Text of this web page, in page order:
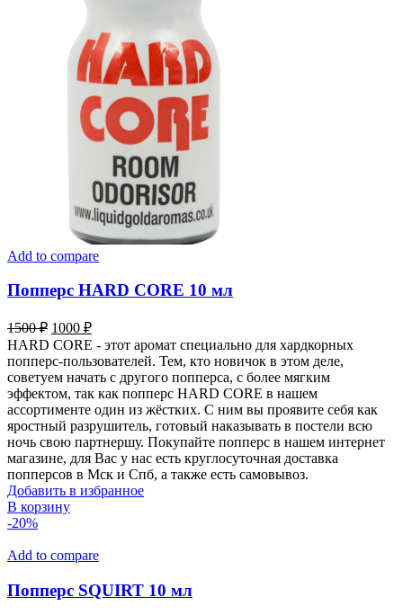
Add to compare
Попперс HARD CORE 10 мл
1500₽ Первоначальная
цена
составляла
1500 ₽.
1000 ₽Текущая
цена:
1000 ₽.
HARD CORE - этот аромат специально для хардкорных
попперс-пользователей. Тем, кто новичок в этом деле,
советуем начать с другого попперса, с более мягким
эффектом, так как попперс HARD CORE в нашем
ассортименте один из жёстких. С ним вы проявите себя как
яростный разрушитель, готовый наказывать в постели всю
ночь свою партнершу. Покупайте попперс в нашем интернет
магазине, для Вас у нас есть круглосуточная доставка
попперсов в Мск и Спб, а также есть самовывоз.
Добавить в избранное
В корзину
-20%
Add to compare
Попперс SQUIRT 10 мл